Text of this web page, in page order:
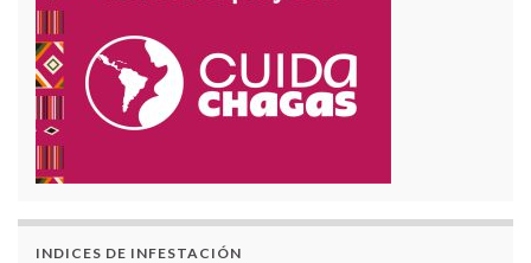
INDICES DE INFESTACIÓN